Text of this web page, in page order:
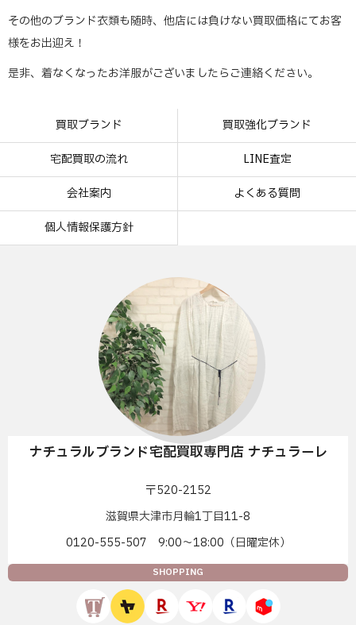
その他のブランド衣類も随時、他店には負けない買取価格にてお客
様をお出迎え！
是非、着なくなったお洋服がございましたらご連絡ください。
買取ブランド 買取強化ブランド
宅配買取の流れ LINE査定
会社案内 よくある質問
個人情報保護方針
ナチュラルブランド宅配買取専門店 ナチュラーレ
〒520-2152
滋賀県大津市月輪1丁目11-8
0120-555-507 9:00〜18:00（日曜定休）
SHOPPING